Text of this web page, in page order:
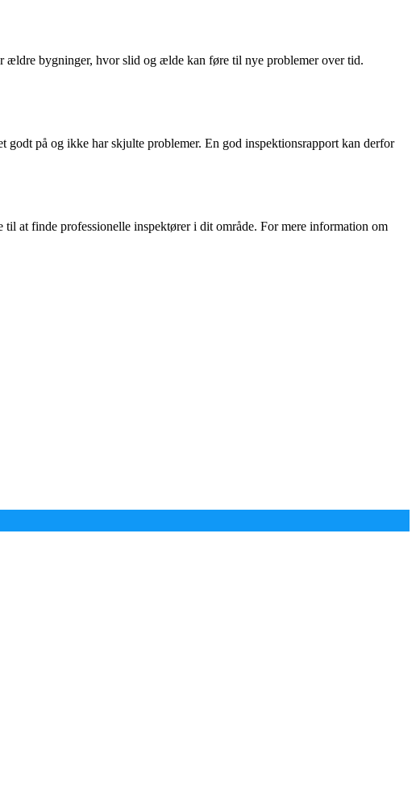
ældre bygninger, hvor slid og ælde kan føre til nye problemer over tid.
på og ikke har skjulte problemer. En god inspektionsrapport kan derfor
at finde professionelle inspektører i dit område. For mere information om